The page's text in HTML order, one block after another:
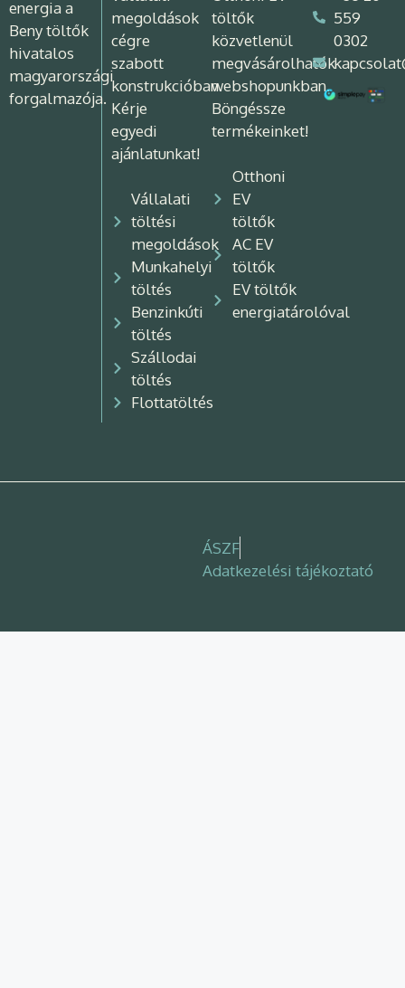
energia a
Beny töltők
hivatalos
magyarországi
forgalmazója.
megoldások
cégre
szabott
konstrukcióban.
Kérje
egyedi
ajánlatunkat!
Vállalati
töltési
megoldások
Munkahelyi
töltés
Benzinkúti
töltés
Szállodai
töltés
Flottatöltés
töltők
közvetlenül
megvásárolhatók
webshopunkban.
Böngéssze
termékeinket!
Otthoni
EV
töltők
AC EV
töltők
EV töltők
energiatárolóval
559
0302
ÁSZF
Adatkezelési tájékoztató